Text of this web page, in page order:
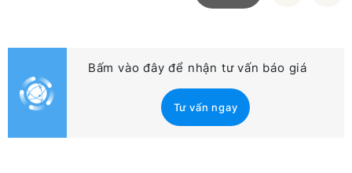
Bấm vào đây để nhận tư vấn báo giá
Tư vấn ngay